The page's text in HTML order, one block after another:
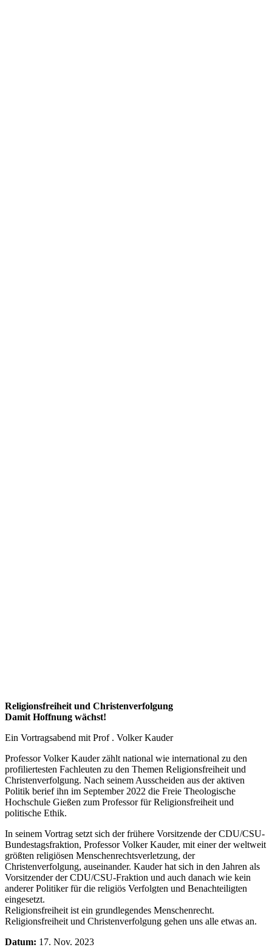
Religionsfreiheit und Christenverfolgung
Damit Hoffnung wächst!
Ein Vortragsabend mit Prof . Volker Kauder
Professor Volker Kauder zählt national wie international zu den
profiliertesten Fachleuten zu den Themen Religionsfreiheit und
Christenverfolgung. Nach seinem Ausscheiden aus der aktiven
Politik berief ihn im September 2022 die Freie Theologische
Hochschule Gießen zum Professor für Religionsfreiheit und
politische Ethik.
In seinem Vortrag setzt sich der frühere Vorsitzende der CDU/CSU-
Bundestagsfraktion, Professor Volker Kauder, mit einer der weltweit
größten religiösen Menschenrechtsverletzung, der
Christenverfolgung, auseinander. Kauder hat sich in den Jahren als
Vorsitzender der CDU/CSU-Fraktion und auch danach wie kein
anderer Politiker für die religiös Verfolgten und Benachteiligten
eingesetzt.
Religionsfreiheit ist ein grundlegendes Menschenrecht.
Religionsfreiheit und Christenverfolgung gehen uns alle etwas an.
Datum: 17. Nov. 2023